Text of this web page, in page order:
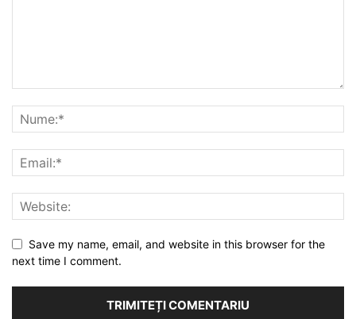
Save my name, email, and website in this browser for the
next time I comment.